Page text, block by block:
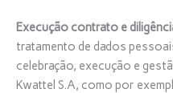
Execução contrato e
tratamento de dados
celebração, execução e
Kwattel S.A, como por